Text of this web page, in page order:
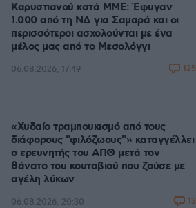
Καρυστιανού κατά ΜΜΕ: Έφυγαν
1.000 από τη ΝΔ για Σαμαρά και οι
περισσότεροι ασχολούνται με ένα
μέλος μας από το Μεσολόγγι
06.08.2026, 17:49 125
«Χυδαίο τραμπουκισμό από τους
διάφορους "φιλόζωους"» καταγγέλλει
ο ερευνητής του ΑΠΘ μετά τον
θάνατο του κουταβιού που ζούσε με
αγέλη λύκων
06.08.2026, 20:30 13